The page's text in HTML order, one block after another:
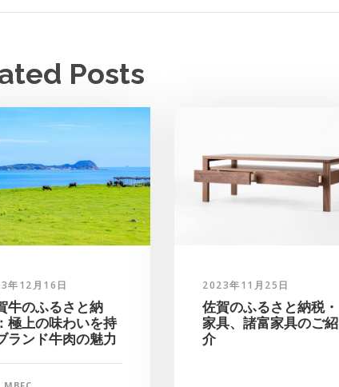
Posts
年12月16日
牛のふるさと納
極上の味わいを持
ランド牛肉の魅力
2023年11月25日
佐賀のふるさと納税・
家具、諸富家具のご紹
介